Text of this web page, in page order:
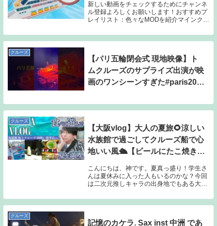
新しい動画をチェックするためにチャンネ
ル登録よろしくお願いします！おすすめプ
レイリスト：色々なMODを紹介マインクラ
大人も子供も、誰もが幸せな気持ちになれ
るチャンネルになることが目標です。
クルーズ
【パリ五輪閉会式 現地映像】ト
ムクルーズのサプライズ出演が映
画のワンシーンすぎた#paris2024
#olympics
クルーズ
【大阪vlog】大人の夏旅🌻涼しい
水族館で過ごしてクルーズ船で心
地いい風🛳【ビールにたこ焼き🍺
こんにちは、神です。夏真っ盛り！学生さ
んは夏休みに入った人もいるのかな？今回
は二次元推しキャラの出身地でもある大阪
ラベでも何度も訪れたことがあるけれど、
今の推しに出会ってからは初めての往訪。
クルーズ
記憶のカケラ. Sax inst 中洲 であ